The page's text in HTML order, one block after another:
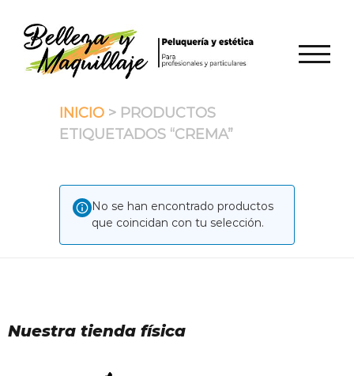
contenido
INICIO > PRODUCTOS
ETIQUETADOS “CREMA”
No se han encontrado productos
que coincidan con tu selección.
Nuestra tienda física